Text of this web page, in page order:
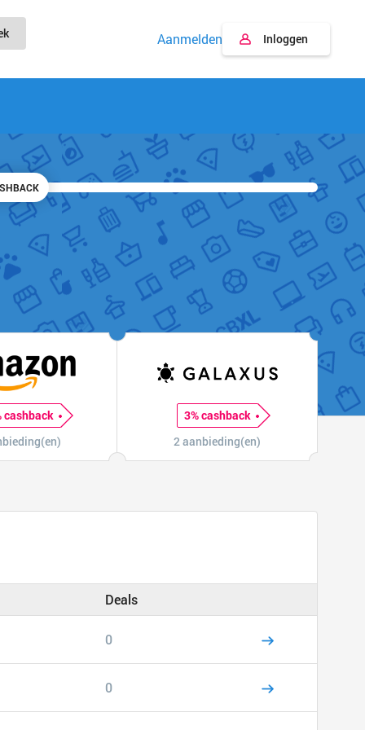
Aanmelden Inloggen
cashback
3% cashback
2 aanbieding(en)
Deals
0
0